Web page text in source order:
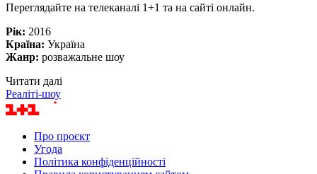
Переглядайте на телеканалі 1+1 та на сайті онлайн.
Рік: 2016
Країна: Україна
Жанр: розважальне шоу
Читати далі
Реаліті-шоу
Про проєкт
Угода
Політика конфіденційності